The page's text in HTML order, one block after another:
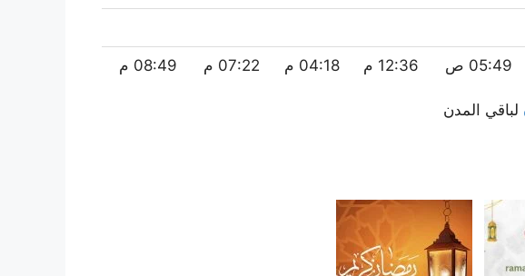
05:49 ص 12:36 م 04:18 م 07:22 م 08:49 م
لباقي المدن